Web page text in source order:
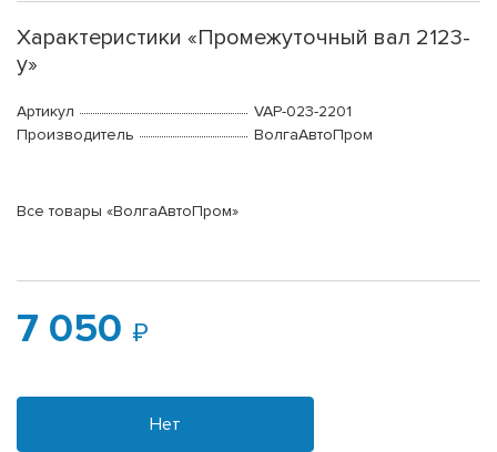
Характеристики «Промежуточный вал 2123-
у»
Артикул
VAP-023-2201
Производитель
ВолгаАвтоПром
Все товары «ВолгаАвтоПром»
7 050
Нет